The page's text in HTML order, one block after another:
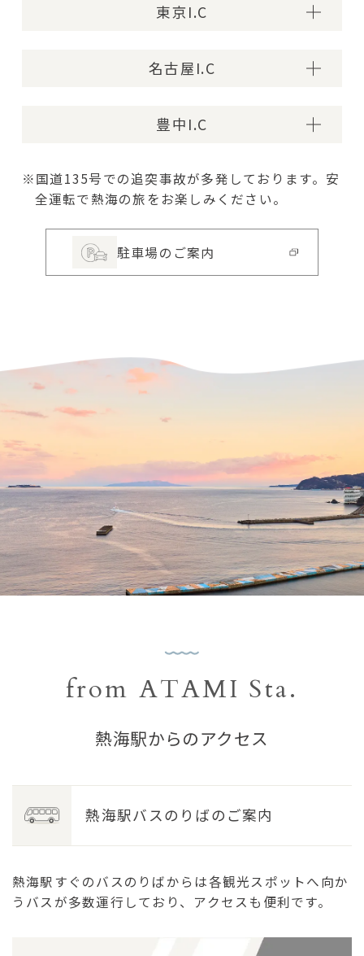
東京I.C
東名高速道路
約40km
小田原厚木道路西湘バイパス
約45km
熱海市
名古屋I.C
東名高速道路／約220km
新東名高速道路／約213km
伊豆縦貫道・熱函道路
約35km
豊中I.C
東名高速道路／約380km
新東名高速道路 約370km
熱海市
※国道135号での追突事故が多発しております。安
全運転で熱海の旅をお楽しみください。
駐車場のご案内
熱海駅からのアクセス
from ATAMI Sta.
熱海駅バスのりばのご案内
熱海駅すぐのバスのりばからは各観光スポットへ向か
うバスが多数運行しており、 アクセスも便利です。